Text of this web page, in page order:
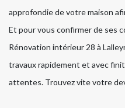
approfondie de votre maison
Et pour vous confirmer de ses
Rénovation intérieur 28 à
travaux rapidement et avec
attentes. Trouvez vite votre